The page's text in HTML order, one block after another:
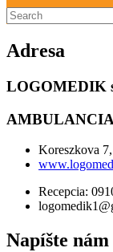
Adresa
LOGOMEDIK
Koreszkova
Recepcia:
Napíšte nám